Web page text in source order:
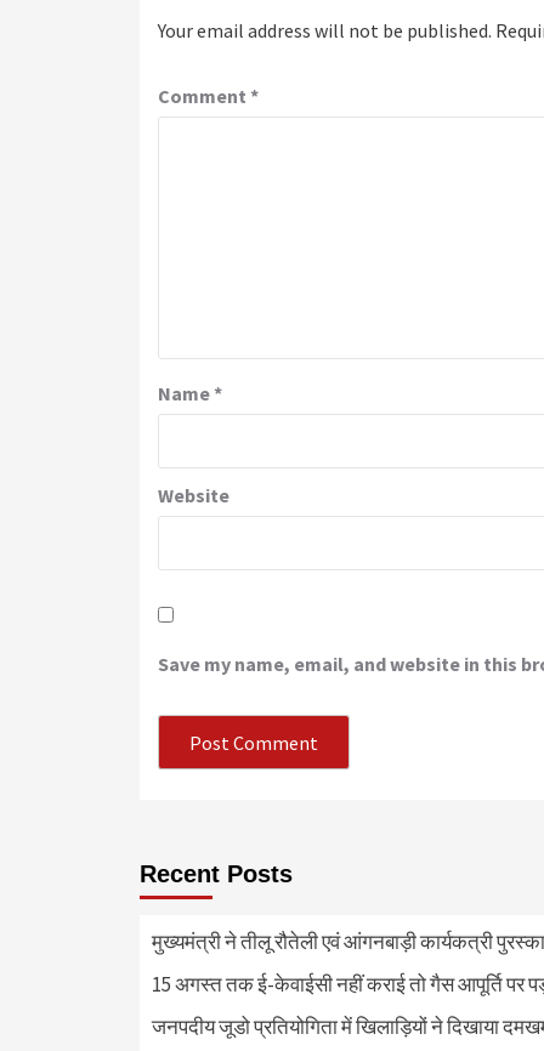
Your email address will not be published.
Comment *
Name*
Website
Save my name, email, and website in this
Recent Posts
मुख्यमंत्री ने तीलू रौतेली एवं आंगनबाड़ी कार्यकत्री
15 अगस्त तक ई-केवाईसी नहीं कराई तो गैस आपूर्ति पर
जनपदीय जूडो प्रतियोगिता में खिलाड़ियों ने दिखाया